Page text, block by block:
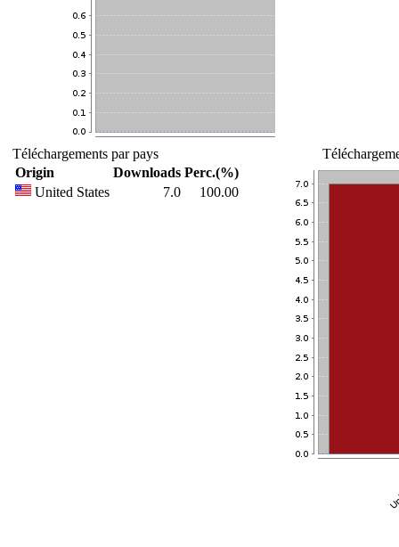
Téléchargements par pays
Origin
Downloads Perc.(%)
United States
7.0 100.00